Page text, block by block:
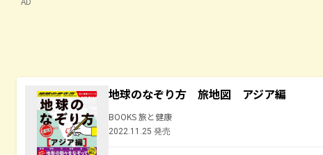
地球のなぞり方 旅地図 アジア編
BOOKS 旅と健康
2022.11.25 発売